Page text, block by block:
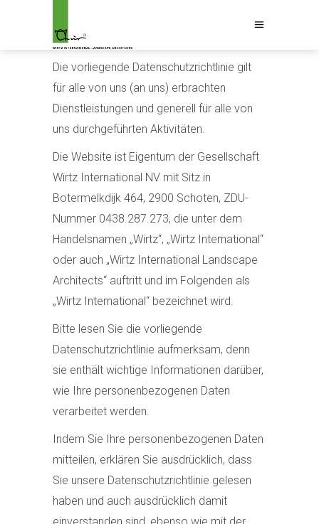
Die vorliegende Datenschutzrichtlinie gilt
für alle von uns (an uns) erbrachten
Dienstleistungen und generell für alle von
uns durchgeführten Aktivitäten.
Die Website ist Eigentum der Gesellschaft
Wirtz International NV mit Sitz in
Botermelkdijk 464, 2900 Schoten, ZDU-
Nummer 0438.287.273, die unter dem
Handelsnamen „Wirtz“, „Wirtz International“
oder auch „Wirtz International Landscape
Architects“ auftritt und im Folgenden als
„Wirtz International“ bezeichnet wird.
Bitte lesen Sie die vorliegende
Datenschutzrichtlinie aufmerksam, denn
sie enthält wichtige Informationen darüber,
wie Ihre personenbezogenen Daten
verarbeitet werden.
Indem Sie Ihre personenbezogenen Daten
mitteilen, erklären Sie ausdrücklich, dass
Sie unsere Datenschutzrichtlinie gelesen
haben und auch ausdrücklich damit